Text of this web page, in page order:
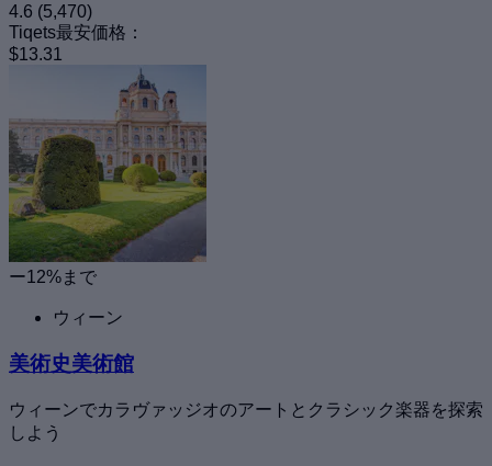
4.6 (5,470)
Tiqets最安価格：
$13.31
ー12%まで
ウィーン
美術史美術館
ウィーンでカラヴァッジオのアートとクラシック楽器を探索
しよう